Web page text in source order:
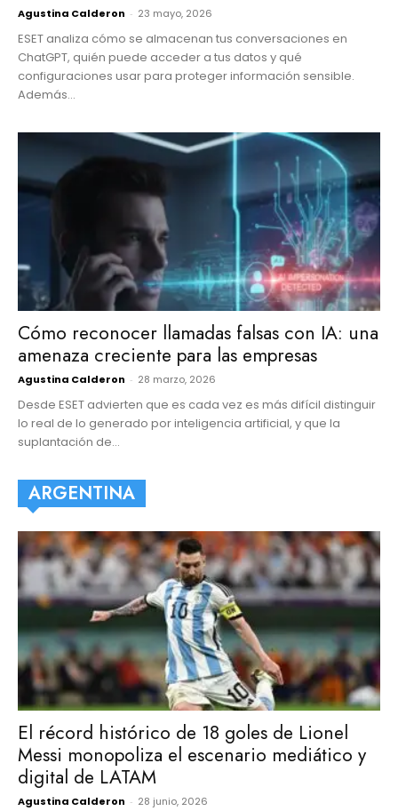
Agustina Calderon - 23 mayo, 2026
ESET analiza cómo se almacenan tus conversaciones en
ChatGPT, quién puede acceder a tus datos y qué
configuraciones usar para proteger información sensible.
Además...
Cómo reconocer llamadas falsas con IA: una
amenaza creciente para las empresas
Agustina Calderon - 28 marzo, 2026
Desde ESET advierten que es cada vez es más difícil distinguir
lo real de lo generado por inteligencia artificial, y que la
suplantación de...
ARGENTINA
El récord histórico de 18 goles de Lionel
Messi monopoliza el escenario mediático y
digital de LATAM
Agustina Calderon - 28 junio, 2026